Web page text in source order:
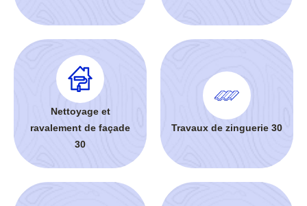
Nettoyage et
ravalement de façade
30
Travaux de zinguerie 30